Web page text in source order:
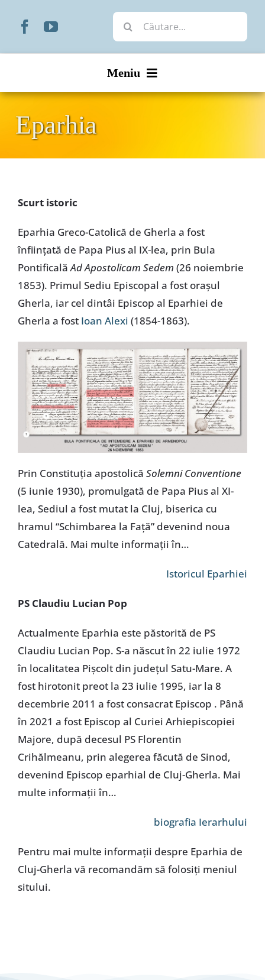
Cautare...
Meniu
Noutăți
Liturgic
Eparhia
Scurt istoric
Eparhia Greco-Catolică de Gherla a fost
înfiinţată de Papa Pius al IX-lea, prin Bula
PontificalăAd Apostolicam Sedem (26 noiembrie
1853). Primul Sediu Episcopal a fost oraşul
Gherla, iar cel dintâi Episcop al Eparhiei de
Gherla a fost Ioan Alexi (1854-1863).
Prin Constituţia apostolică Solemni Conventione
(5 iunie 1930), promulgată de Papa Pius al XI-
lea, Sediul a fost mutat la Cluj, biserica cu
hramul “Schimbarea la Faţă” devenind noua
Catedrală. Mai multe informaţii în…
Istoricul Eparhiei
PS Claudiu Lucian Pop
Actualmente Eparhia este păstorită de PS
Claudiu Lucian Pop. S-a născut în 22 iulie 1972
în localitatea Pișcolt din județul Satu-Mare. A
fost hirotonit preot la 23 iulie 1995, iar la 8
decembrie 2011 a fost consacrat Episcop . Până
în 2021 a fost Episcop al Curiei Arhiepiscopiei
Majore, după decesul PS Florentin
Crihălmeanu, prin alegerea făcută de Sinod,
devenind Episcop eparhial de Cluj-Gherla. Mai
multe informaţii în…
biografia Ierarhului
Pentru mai multe informaţii despre Eparhia de
Cluj-Gherla vă recomandăm să folosiţi meniul
sitului.